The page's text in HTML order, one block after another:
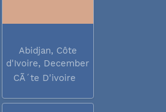
Abidjan, Côte
d'Ivoire, December
2017
CÃ´te D'ivoire